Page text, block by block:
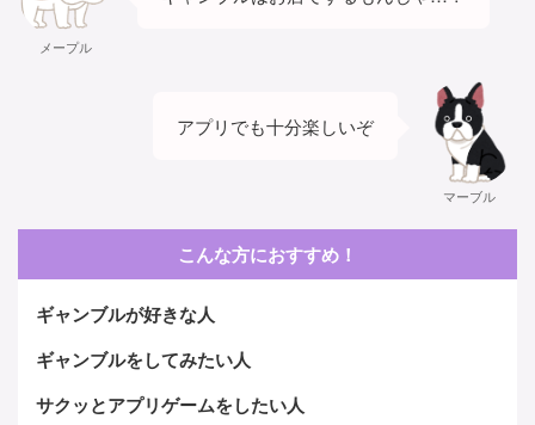
メープル
アプリでも十分楽しいぞ
マーブル
こんな方におすすめ！
ギャンブルが好きな人
ギャンブルをしてみたい人
サクッとアプリゲームをしたい人